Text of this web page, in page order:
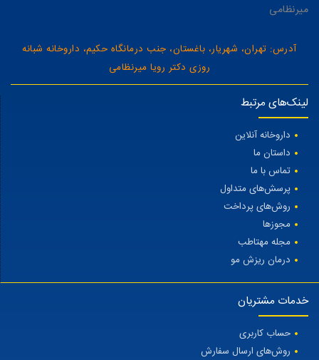
میرنظامی
آدرس: تهران، شهریار، باغستان، جنب درمانگاه حکیم، داروخانه شبانه
روزی دکتر رویا میرنظامی
لینک‌های مرتبط
داروخانه آنلاین
داستان ما
تماس با ما
پرسش‌های متداول
روش‌های پرداخت
مجوزها
مجله مهتاطب
درمان ریزش مو
خدمات مشتریان
حساب کاربری
روش‌های ارسال سفارش